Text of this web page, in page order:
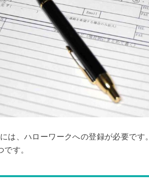
は、ハローワークへの登録が必要です
す。